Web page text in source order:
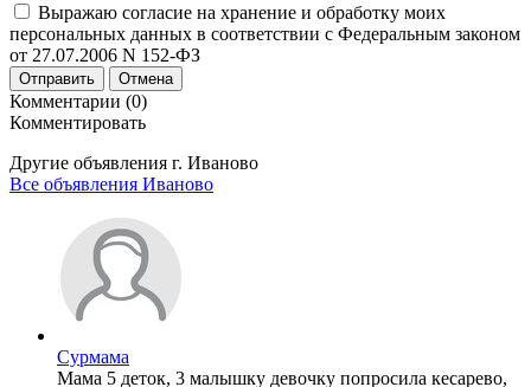
Выражаю согласие на хранение и обработку моих
персональных данных в соответствии с Федеральным законом
от 27.07.2006 N 152-ФЗ
Отправить Отмена
Комментарии (0)
Комментировать
Другие объявления г. Иваново
Все объявления Иваново
Сурмама
Мама 5 деток, 3 малышку девочку попросила кесарево,